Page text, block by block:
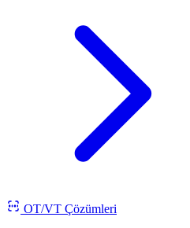
OT/VT Çözümleri